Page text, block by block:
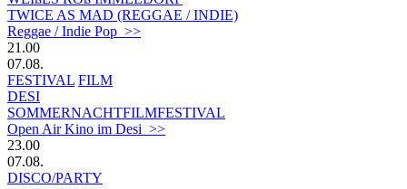
TWICE AS MAD (REGGAE / INDIE)
Reggae / Indie Pop >>
21.00
07.08.
FESTIVAL FILM
DESI
SOMMERNACHTFILMFESTIVAL
Open Air Kino im Desi >>
23.00
07.08.
DISCO/PARTY